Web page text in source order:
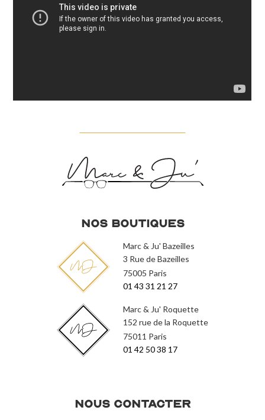
Nos Boutiques
Marc & Ju' Bazeilles
3 Rue de Bazeilles
75005 Paris
01 43 31 21 27
Marc & Ju' Roquette
152 rue de la Roquette
75011 Paris
01 42 50 38 17
Nous contacter